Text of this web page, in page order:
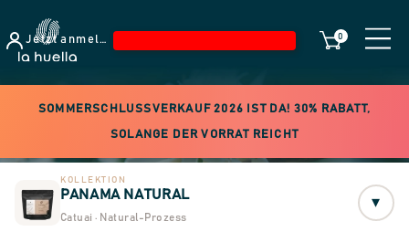
Jetzt anmelden 0
SOMMERSCHLUSSVERKAUF 2026 IST DA! 30% RABATT,
SOLANGE DER VORRAT REICHT
KOLLEKTION
PANAMA NATURAL
Catuai · Natural-Prozess
▾